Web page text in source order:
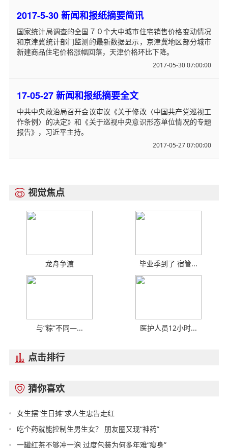
2017-5-30 新闻和报纸摘要简讯
国家统计局调查的全国７０个大中城市住宅销售价格变动情况
和京津冀统计部门监测的最新数据显示，京津冀地区部分城市
新建商品住宅价格涨幅回落，天津价格环比下降。
2017-05-30 07:00:00
17-05-27 新闻和报纸摘要全文
中共中央政治局召开会议审议《关于修改〈中国共产党巡视工
作条例〉的决定》和《关于巡视中央意识形态单位情况的专题
报告》，习近平主持。
2017-05-27 07:00:00
 视觉焦点
龙舟争渡 毕业季到了 宿管...
与“粽”不同—... 医护人员12小时...
 点击排行
 猜你喜欢
女生摆“生日摊”求人生忠告走红
吃个药就能控制生男生女？ 朋友圈又现“神药”
一罐红茶不够冲一泡 过度包装为何多年难“瘦身”